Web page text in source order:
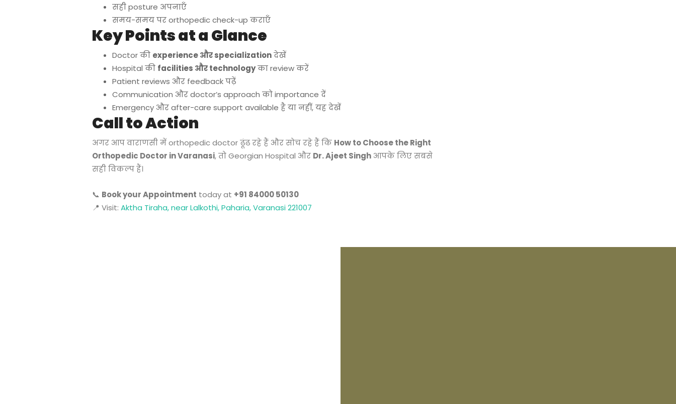
सही posture अपनाएँ
समय-समय पर orthopedic check-up कराएँ
Key Points at a Glance
Doctor की experience और specializationदेखें
Hospital की facilities और technologyका review करें
Patient reviews और feedback पढ़ें
Communication और doctor’s approach को importance दें
Emergency और after-care support available है या नहीं, यह देखें
Call to Action
अगर आप वाराणसी में orthopedic doctor ढूंढ रहे हैं और सोच रहे हैं कि How to Choose the Right
Orthopedic Doctor in Varanasi, तो Georgian Hospital और Dr. Ajeet Singhआपके लिए सबसे
सही विकल्प हैं।
📞 Book your Appointment today at +91 84000 50130
📍 Visit: Aktha Tiraha, near Lalkothi, Paharia, Varanasi 221007